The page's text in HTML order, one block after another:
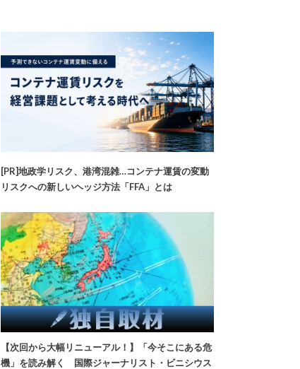
[PR]地政学リスク、港湾混雑…コンテナ運賃の変動
リスクへの新しいヘッジ方法「FFA」とは
【次回から大幅リニューアル！】「今そこにある危
機」を読み解く 国際ジャーナリスト・ビニシウス